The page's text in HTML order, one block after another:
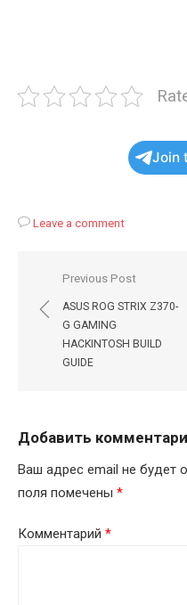
Join
Leave a comment
Навигация
по
записям
Previous Post
ASUS ROG STRIX Z370-
G GAMING
HACKINTOSH BUILD
GUIDE
Добавить
Ваш адрес email не будет
поля помечены *
Комментарий *